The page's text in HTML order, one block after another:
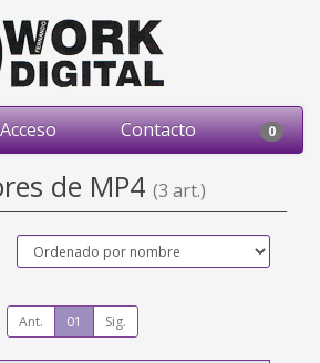
Contacto 0
de MP4 (3 art.)
Ant. 01 Sig.